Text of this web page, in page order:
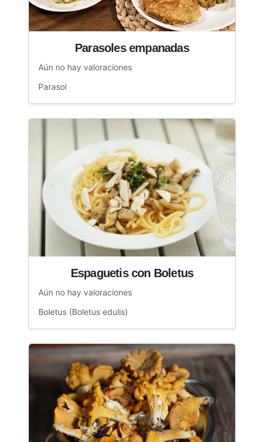
Parasoles empanadas
Aún no hay valoraciones
Parasol
Espaguetis con Boletus
Aún no hay valoraciones
Boletus (Boletus edulis)